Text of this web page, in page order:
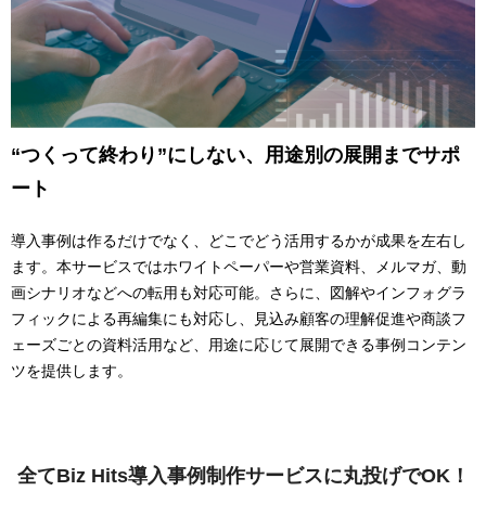
“つくって終わり”にしない、用途別の展開までサポ
ート
導入事例は作るだけでなく、どこでどう活用するかが成果を左右し
ます。本サービスではホワイトペーパーや営業資料、メルマガ、動
画シナリオなどへの転用も対応可能。さらに、図解やインフォグラ
フィックによる再編集にも対応し、見込み顧客の理解促進や商談フ
ェーズごとの資料活用など、用途に応じて展開できる事例コンテン
ツを提供します。
全てBiz Hits導入事例制作サービスに丸投げでOK！